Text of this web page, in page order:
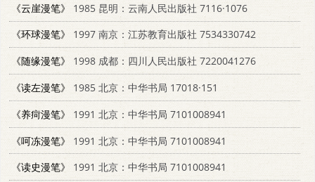
《云崖漫笔》
1985 昆明：云南人民出版社 7116·1076
《环球漫笔》
1997 南京：江苏教育出版社 7534330742
《随缘漫笔》
1998 成都：四川人民出版社 7220041276
《读左漫笔》
1985 北京：中华书局 17018·151
《养疴漫笔》
1991 北京：中华书局 7101008941
《呵冻漫笔》
1991 北京：中华书局 7101008941
《读史漫笔》
1991 北京：中华书局 7101008941